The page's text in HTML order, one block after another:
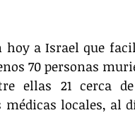
a Israel que
70 personas
ellas 21 cerca
locales, al